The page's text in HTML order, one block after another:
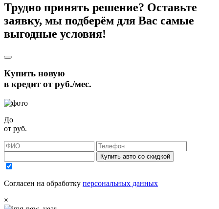
Трудно принять решение? Оставьте
заявку, мы подберём для Вас самые
выгодные условия!
Купить новую
в кредит отруб./мес.
До
от руб.
Купить авто со скидкой
Согласен на обработку персональных данных
×